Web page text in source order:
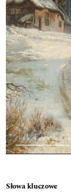
Słowa kluczowe